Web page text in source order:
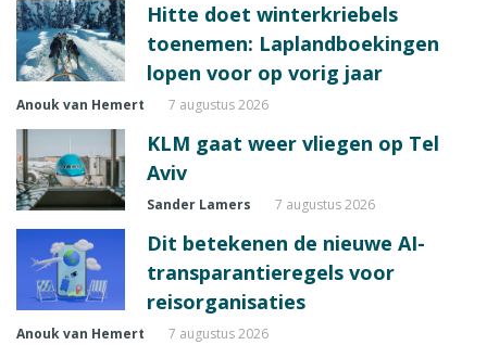
Hitte doet winterkriebels
toenemen: Laplandboekingen
lopen voor op vorig jaar
Anouk van Hemert 7 augustus 2026
KLM gaat weer vliegen op Tel
Aviv
Sander Lamers 7 augustus 2026
Dit betekenen de nieuwe AI-
transparantieregels voor
reisorganisaties
Anouk van Hemert 7 augustus 2026